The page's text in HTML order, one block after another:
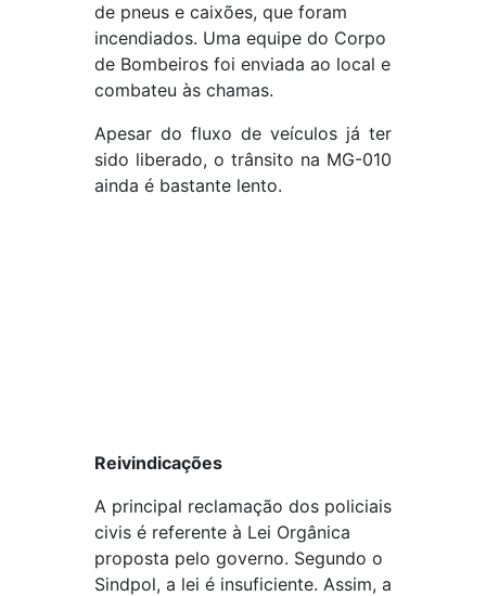
de pneus e caixões, que foram
incendiados. Uma equipe do Corpo
de Bombeiros foi enviada ao local e
combateu às chamas.
Apesar do fluxo de veículos já ter
sido liberado, o trânsito na MG-010
ainda é bastante lento.
Reivindicações
A principal reclamação dos policiais
civis é referente à Lei Orgânica
proposta pelo governo. Segundo o
Sindpol, a lei é insuficiente. Assim, a